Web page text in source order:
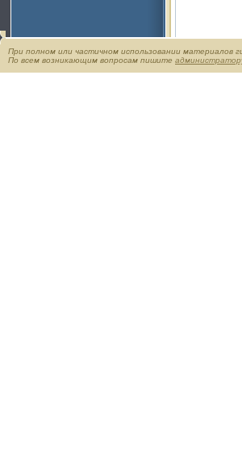
При полном или частичном использовании материалов
По всем возникающим вопросам пишите